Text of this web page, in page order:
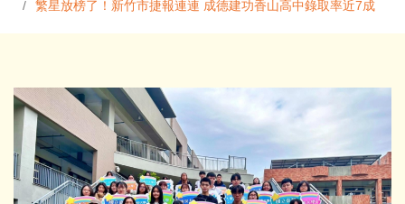
繁星放榜了！新竹市捷報連連 成德建功香山高中錄取率近7成